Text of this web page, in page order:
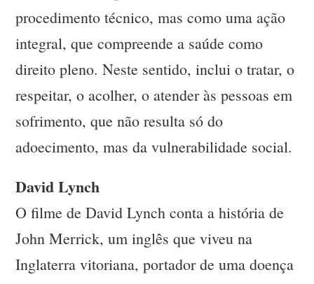
procedimento técnico, mas como uma ação
integral, que compreende a saúde como
direito pleno. Neste sentido, inclui o tratar, o
respeitar, o acolher, o atender às pessoas em
sofrimento, que não resulta só do
adoecimento, mas da vulnerabilidade social.
David Lynch
O filme de David Lynch conta a história de
John Merrick, um inglês que viveu na
Inglaterra vitoriana, portador de uma doença